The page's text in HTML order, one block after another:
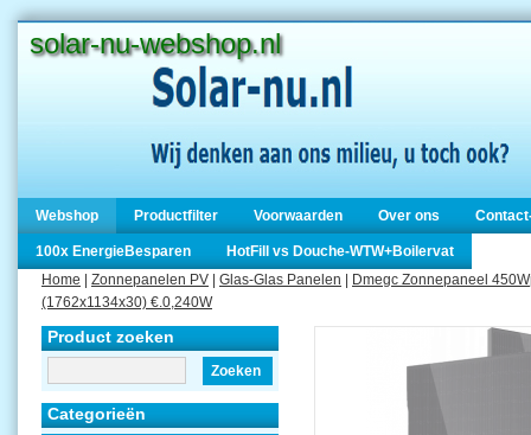
solar-nu-webshop.nl
Webshop Productfilter Voorwaarden Over ons
100x EnergieBesparen
HotFill vs Douche-WTW+Boilervat
Home
Zonnepanelen PV Glas-Glas Panelen
Dmegc Zonnepaneel
(1762x1134x30) €.0,240W
Product zoeken
Zoeken
Categorieën